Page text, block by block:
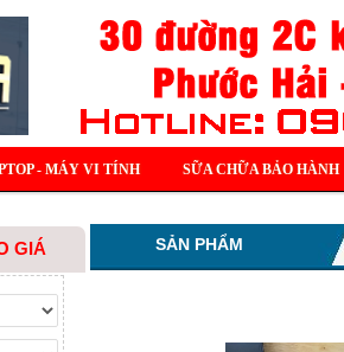
- MÁY VI TÍNH SỮA CHỮA BẢO HÀNH
GIÁ SẢN PHẨM